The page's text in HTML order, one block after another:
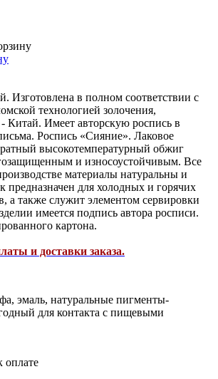
Изготовлена в полном соответствии с
технологией золочения,
Китай. Имеет авторскую роспись в
Роспись «Сияние». Лаковое
высокотемпературный обжиг
и износоустойчивым. Все
материалы натуральны и
предназначен для холодных и горячих
а также служит элементом сервировки
имеется подпись автора росписи.
картона.
и доставки заказа.
эмаль, натуральные пигменты-
для контакта с пищевыми
оплате